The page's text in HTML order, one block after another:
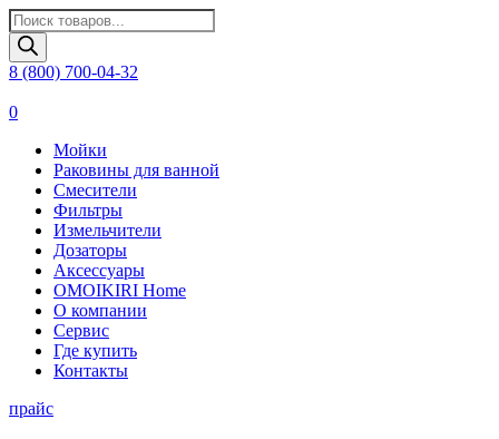
Поиск
товаров
8 (800) 700-04-32
0
Мойки
Раковины для ванной
Смесители
Фильтры
Измельчители
Дозаторы
Аксессуары
OMOIKIRI Home
О компании
Сервис
Где купить
Контакты
прайс